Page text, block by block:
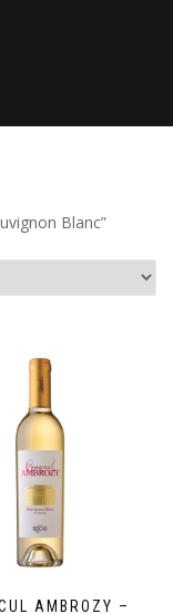
Blanc”
AMBROZY –